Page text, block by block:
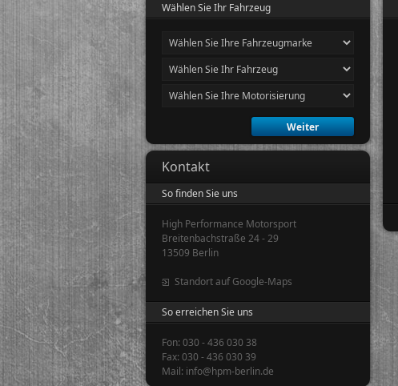
Wählen Sie Ihr Fahrzeug
Kontakt
So finden Sie uns
High Performance Motorsport
Breitenbachstraße 24 - 29
13509 Berlin
Standort auf Google-Maps
So erreichen Sie uns
Fon: 030 - 436 030 38
Fax: 030 - 436 030 39
Mail: info@hpm-berlin.de